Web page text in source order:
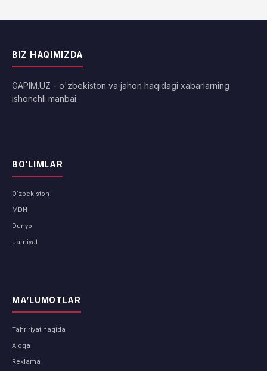
BIZ HAQIMIZDA
GAPIM.UZ - o'zbekiston va jahon haqidagi xabarlarning
ishonchli manbai.
BO‘LIMLAR
O‘zbekiston
MDH
Dunyo
Jamiyat
MA’LUMOTLAR
Tahririyat haqida
Aloqa
Reklama